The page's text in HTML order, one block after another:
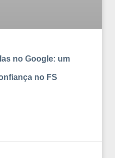
no Google: um
no FS